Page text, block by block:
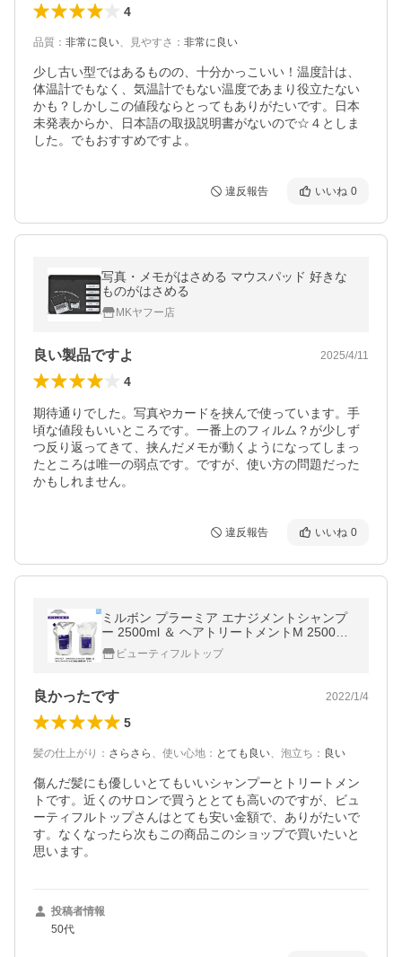
4
品質 ： 非常に良い、 見やすさ ： 非常に良い
少し古い型ではあるものの、十分かっこいい！温度計は、
体温計でもなく、気温計でもない温度であまり役立たない
かも？しかしこの値段ならとってもありがたいです。日本
未発表からか、日本語の取扱説明書がないので☆４としま
した。でもおすすめですよ。
違反報告 いいね 0
写真・メモがはさめる マウスパッド 好きな
ものがはさめる
MKヤフー店
良い製品ですよ 2025/4/11
4
期待通りでした。写真やカードを挟んで使っています。手
頃な値段もいいところです。一番上のフィルム？が少しず
つ反り返ってきて、挟んだメモが動くようになってしまっ
たところは唯一の弱点です。ですが、使い方の問題だった
かもしれません。
違反報告 いいね 0
ミルボン プラーミア エナジメントシャンプ
ー 2500ml ＆ ヘアトリートメントM 2500g
詰替え用 セット
ビューティフルトップ
良かったです 2022/1/4
5
髪の仕上がり ： さらさら 、 使い心地 ： とても良い、 泡立ち ： 良い
傷んだ髪にも優しいとてもいいシャンプーとトリートメン
トです。近くのサロンで買うととても高いのですが、ビュ
ーティフルトップさんはとても安い金額で、ありがたいで
す。なくなったら次もこの商品このショップで買いたいと
思います。
投稿者情報
50代